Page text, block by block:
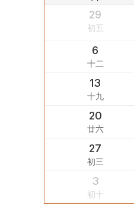
29
初五
6
十二
13
十九
20
廿六
27
初三
3
初十